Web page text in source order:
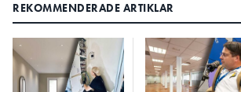
REKOMMENDERADE ARTIKLAR